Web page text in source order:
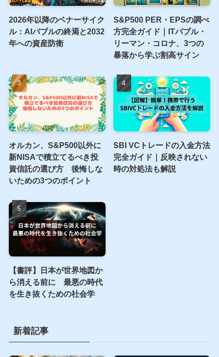
2026年以降のベナーサイク
ル：AIバブルの終焉と2032
年への資産防衛
S&P500 PER・EPSの調べ
方完全ガイド｜ITバブル・
リーマン・コロナ、3つの
暴落から学ぶ割高サイン
オルカン、S&P500以外に
新NISAで積立てるべき投
資信託の選び方 後悔しな
いための3つのポイント
SBI VCトレードの入金方法
完全ガイド｜反映されない
時の対処法も解説
【書評】日本が世界地図か
ら消える前に 最悪の時代
を生き抜くための社会学
新着記事